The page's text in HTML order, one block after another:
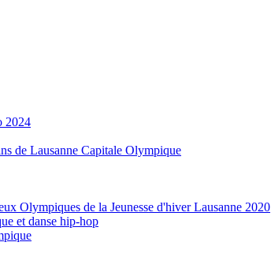
2024
de Lausanne Capitale Olympique
Olympiques de la Jeunesse d'hiver Lausanne 2020
et danse hip-hop